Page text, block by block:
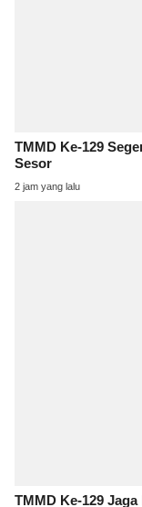
TMMD Ke-129
Sesor
2 jam yang lalu
TMMD Ke-129